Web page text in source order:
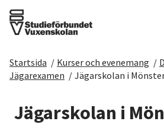
Det här gör vi
För dig som
Startsida / Kurser och evenemang /
Jägarexamen / Jägarskolan i
Jägarskolan i